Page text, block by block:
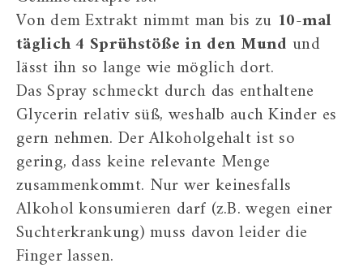
Von dem Extrakt nimmt man bis zu 10-mal
täglich 4 Sprühstöße in den Mund und
lässt ihn so lange wie möglich dort.
Das Spray schmeckt durch das enthaltene
Glycerin relativ süß, weshalb auch Kinder es
gern nehmen. Der Alkoholgehalt ist so
gering, dass keine relevante Menge
zusammenkommt. Nur wer keinesfalls
Alkohol konsumieren darf (z.B. wegen einer
Suchterkrankung) muss davon leider die
Finger lassen.